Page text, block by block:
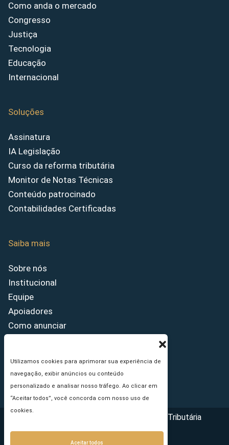
Utilizamos cookies para aprimorar sua experiência de
navegação, exibir anúncios ou conteúdo
personalizado e analisar nosso tráfego. Ao clicar em
“Aceitar todos”, você concorda com nosso uso de
cookies.
Aceitar todos
Como anda o mercado
Congresso
Justiça
Tecnologia
Educação
Internacional
Soluções
Assinatura
IA Legislação
Curso da reforma tributária
Monitor de Notas Técnicas
Conteúdo patrocinado
Contabilidades Certificadas
Saiba mais
Sobre nós
Institucional
Equipe
Apoiadores
Como anunciar
Princípios Editoriais
Copyright © 2026 - Portal da Reforma Tributária